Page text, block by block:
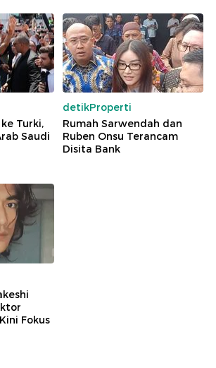
Turki,
Saudi
detikProperti
Rumah Sarwendah dan
Ruben Onsu Terancam
Disita Bank
Fokus